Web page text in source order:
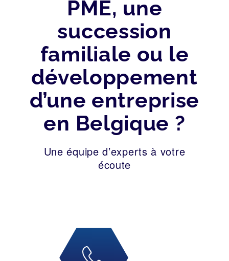
PME, une
succession
familiale ou le
développement
d’une entreprise
en Belgique ?
Une équipe d’experts à votre
écoute